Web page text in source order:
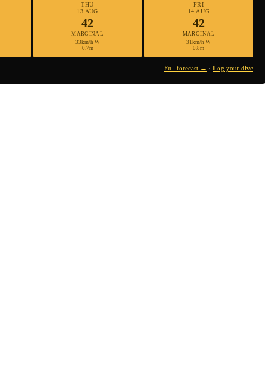
THU
13 AUG
42
MARGINAL
33km/h W
0.7m
FRI
14 AUG
42
MARGINAL
31km/h W
0.8m
Full forecast → · Log your dive